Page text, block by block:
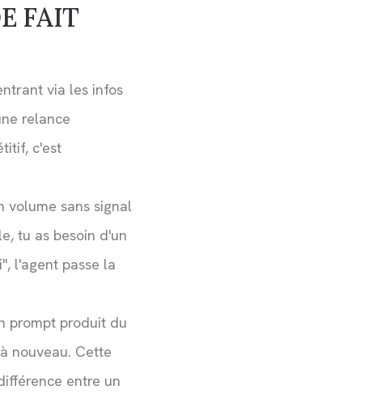
FAIT
via les infos
relance
c'est
volume sans signal
tu as besoin d'un
l'agent passe la
prompt produit du
nouveau. Cette
entre un